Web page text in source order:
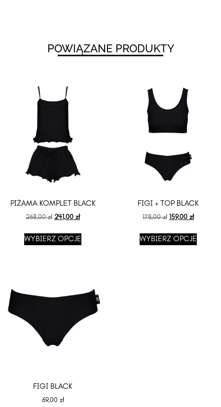
POWIĄZANE PRODUKTY
PIŻAMA KOMPLET BLACK
268,00zł 241,00 zł
WYBIERZ OPCJE
FIGI + TOP BLACK
178,00zł 159,00 zł
WYBIERZ OPCJE
FIGI BLACK
69,00 zł